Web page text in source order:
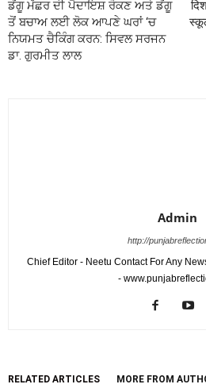
ਡੇਂਗੂ ਮੱਛਰ ਦੀ ਪੈਦਾਇਸ਼ ਰੋਕਣ ਅਤੇ ਡੇਂਗੂ
ਤੋਂ ਬਚਾਅ ਲਈ ਲੋਕ ਆਪਣੇ ਘਰਾਂ ‘ਚ
ਨਿਯਮਤ ਚੈਕਿੰਗ ਕਰਨ: ਸਿਵਲ ਸਰਜਨ
ਡਾ. ਗੁਰਮੀਤ ਲਾਲ
Admin
http://
Chief Editor - Neetu Contact For Any
-
RELATED ARTICLES MORE FROM